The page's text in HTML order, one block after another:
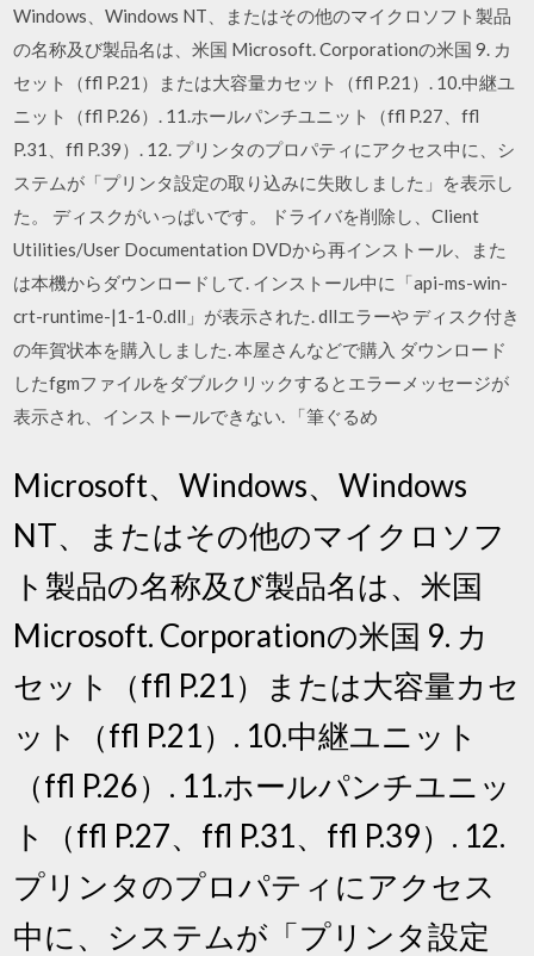
Windows、Windows NT、またはその他のマイクロソフト製品
の名称及び製品名は、米国 Microsoft. Corporationの米国 9. カ
セット（ffl P.21）または大容量カセット（ffl P.21）. 10.中継ユ
ニット（ffl P.26）. 11.ホールパンチユニット（ffl P.27、ffl
P.31、ffl P.39）. 12. プリンタのプロパティにアクセス中に、シ
ステムが「プリンタ設定の取り込みに失敗しました」を表示し
た。 ディスクがいっぱいです。 ドライバを削除し、Client
Utilities/User Documentation DVDから再インストール、また
は本機からダウンロードして. インストール中に「api-ms-win-
crt-runtime-|1-1-0.dll」が表示された. dllエラーや ディスク付き
の年賀状本を購入しました. 本屋さんなどで購入 ダウンロード
したfgmファイルをダブルクリックするとエラーメッセージが
表示され、インストールできない. 「筆ぐるめ
Microsoft、Windows、Windows
NT、またはその他のマイクロソフ
ト製品の名称及び製品名は、米国
Microsoft. Corporationの米国 9. カ
セット（ffl P.21）または大容量カセ
ット（ffl P.21）. 10.中継ユニット
（ffl P.26）. 11.ホールパンチユニッ
ト（ffl P.27、ffl P.31、ffl P.39）. 12.
プリンタのプロパティにアクセス
中に、システムが「プリンタ設定